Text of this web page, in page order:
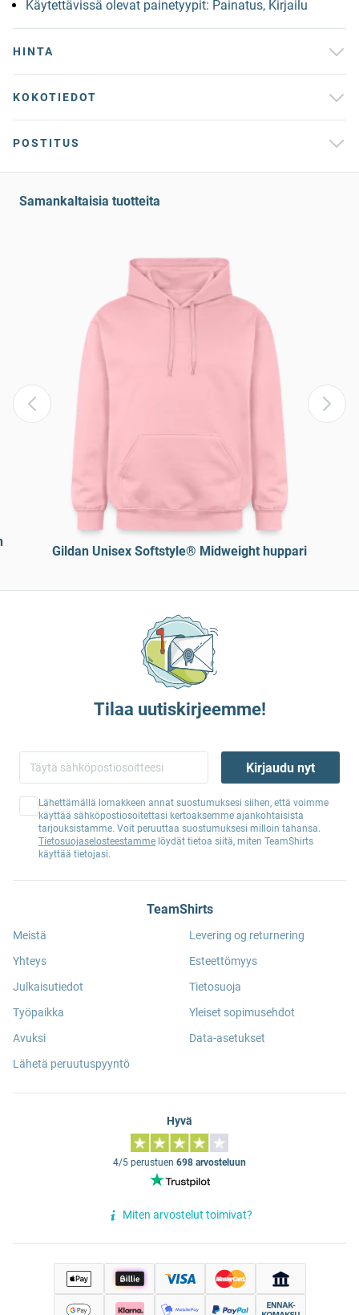
Käytettävissä olevat painetyypit: Painatus, Kirjailu
HINTA
KOKOTIEDOT
POSTITUS
Samankaltaisia tuotteita
Gildan Unisex Softstyle® Midweight huppari
Tilaa uutiskirjeemme!
Kirjaudu nyt
Lähettämällä lomakkeen annat suostumuksesi siihen, että voimme
käyttää sähköpostiosoitettasi kertoaksemme ajankohtaisista
tarjouksistamme. Voit peruuttaa suostumuksesi milloin tahansa.
Tietosuojaselosteestamme löydät tietoa siitä, miten TeamShirts
käyttää tietojasi.
TeamShirts
Meistä
Yhteys
Julkaisutiedot
Työpaikka
Avuksi
Lähetä peruutuspyyntö
Levering og returnering
Esteettömyys
Tietosuoja
Yleiset sopimusehdot
Data-asetukset
Hyvä
4/5 perustuen 698 arvosteluun
Miten arvostelut toimivat?